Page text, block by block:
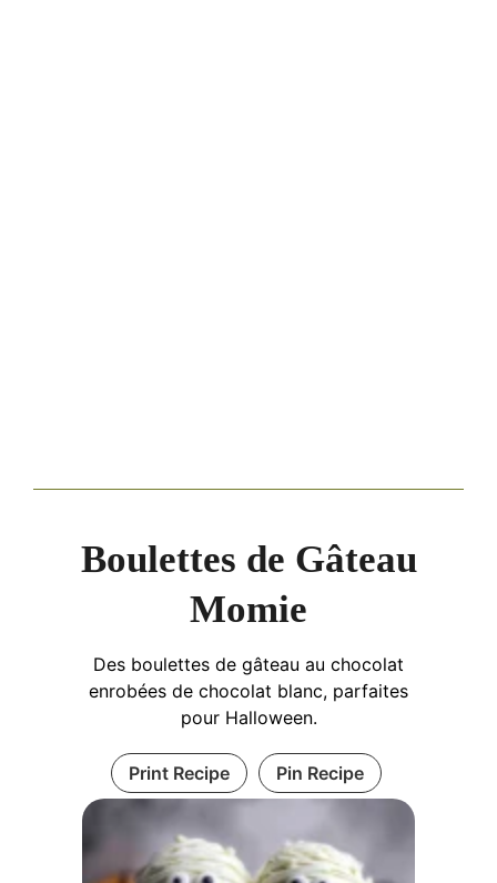
Boulettes de Gâteau
Momie
Des boulettes de gâteau au chocolat
enrobées de chocolat blanc, parfaites
pour Halloween.
Print Recipe Pin Recipe